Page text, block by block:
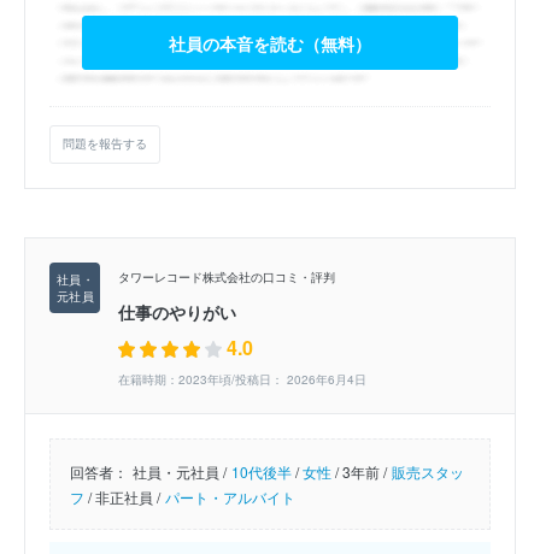
社員の本音を読む（無料）
問題を報告する
タワーレコード株式会社の口コミ・評判
仕事のやりがい
4.0
在籍時期：2023年頃/投稿日： 2026年6月4日
回答者： 社員・元社員 / 10代後半/女性/3年前 / 販売スタッ
フ /非正社員 / パート・アルバイト